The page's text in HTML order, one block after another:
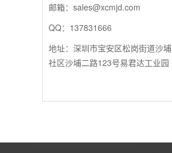
邮箱：sales@xcmjd.com
QQ：137831666
地址：深圳市宝安区松岗街道沙埔
社区沙埔二路123号易君达工业园